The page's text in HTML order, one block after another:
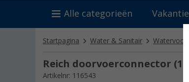
Alle categorieën Vakantie
Startpagina Water & Sanitair
Reich doorvoerconnector
Artikelnr: 116543